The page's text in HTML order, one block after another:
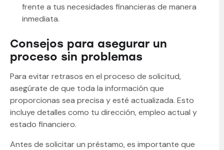
frente a tus necesidades financieras de manera
inmediata.
Consejos para asegurar un
proceso sin problemas
Para evitar retrasos en el proceso de solicitud,
asegúrate de que toda la información que
proporcionas sea precisa y esté actualizada. Esto
incluye detalles como tu dirección, empleo actual y
estado financiero.
Antes de solicitar un préstamo, es importante que